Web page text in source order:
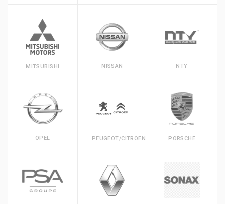
MITSUBISHI NISSAN NTY
OPEL PEUGEOT/CITROEN PORSCHE